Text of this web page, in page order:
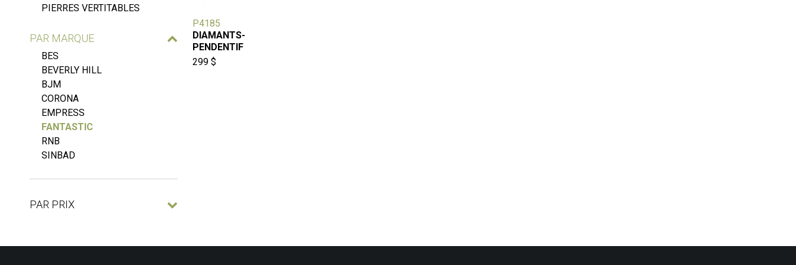
PIERRES VERTITABLES
PAR MARQUE
BES
BEVERLY HILL
BJM
CORONA
EMPRESS
FANTASTIC
RNB
SINBAD
PAR PRIX
P4185
DIAMANTS-
PENDENTIF
299 $